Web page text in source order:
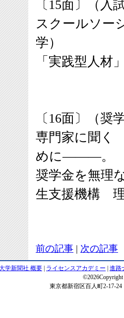
〔 15面 〕
（入
スクールソー
学）
「実践型人材
〔 16面 〕
（奨
専門家に聞く
めに―――。
奨学金を無理
生支援機構
前の記事 | 次の記事
学新聞社 概要 ライセンスアカデミー
進路
©2026Copyright
東京都新宿区百人町2-17-